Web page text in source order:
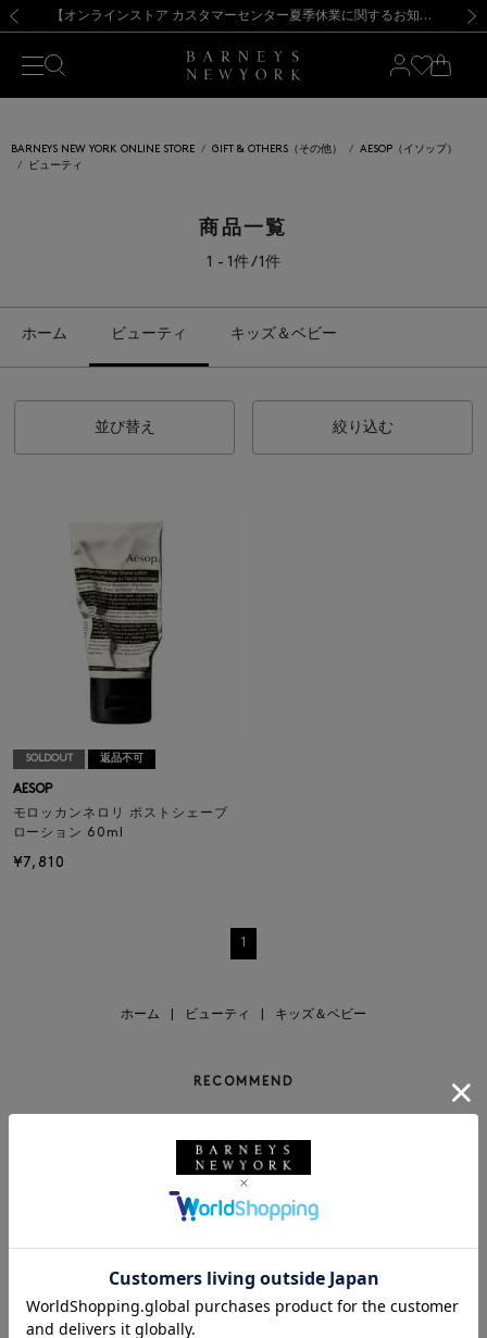
新規登録のお客様も対象！＜MY BARNEYS＞会員のお客様は11,000円（税込）以上のお買上げで常時送料無料！お買い物の際は会員登録を！
【夏季休業に伴う出荷一時停止のお知らせ】(2026.8.7) 【オンラインストア カスタマーセンター夏季休業に関するお知らせ】（2026.8.7）
【夏季休業に伴う返品・交換承り一時停止のお知らせ】（2026.8.5）
熊本県を中心とした地震の影響によるお荷物のお届けについて
【開催中】SUMMER SALEのご案内・ご注意事項 新規登録のお客様も対象！＜MY BARNEYS＞会員のお客様は11,000円（税込）以上のお買上げで常時送料無料！お買い物の際は会員登録を！
【夏季休業に伴う出荷一時停止のお知らせ】(2026.8.7)
BARNEYS NEW YORK ONLINE STORE GIFT & OTHERS（その他）
AESOP（イソップ）
ビューティ
商品一覧
1 - 1件 / 1件
ホーム ビューティ キッズ＆ベビー
並び替え 絞り込む
SOLDOUT 返品不可
AESOP
モロッカンネロリ ポストシェーブ
ローション 60ml
¥7,810
1
ホーム ビューティ キッズ＆ベビー
RECOMMEND